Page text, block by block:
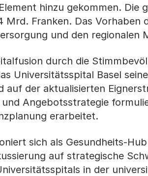
hinzu gekommen. Die
Mrd. Franken. Das Vorhaben
und den regionalen
durch die
Universitätsspital Basel
der aktualisierten
Angebotsstrategie
erarbeitet.
sich als Gesundheits-
auf strategische
in der